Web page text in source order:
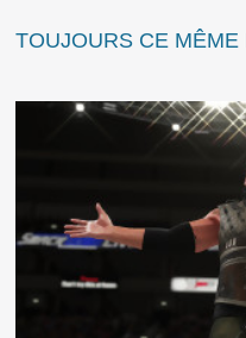
TOUJOURS CE